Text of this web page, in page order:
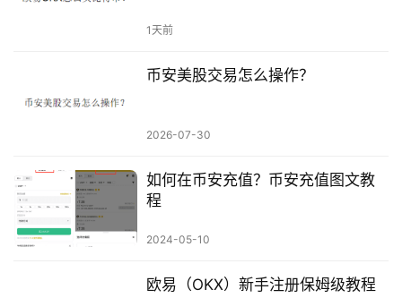
1天前
币安美股交易怎么操作？
2026-07-30
如何在币安充值？币安充值图文教
程
2024-05-10
欧易（OKX）新手注册保姆级教程